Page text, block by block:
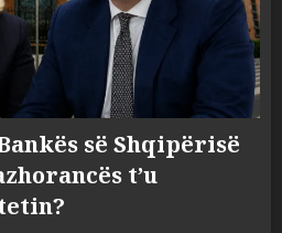
së Shqipërisë
t’u